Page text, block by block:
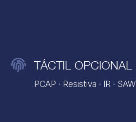
 TÁCTIL OPCIONAL
PCAP · Resistiva · IR · SAW